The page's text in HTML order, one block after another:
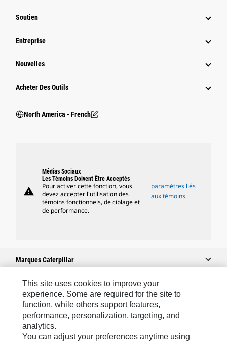
Soutien
Entreprise
Nouvelles
Acheter Des Outils
North America - French
warning
Médias Sociaux
Les Témoins Doivent Être Acceptés
Pour activer cette fonction, vous
devez accepter l'utilisation des
témoins fonctionnels, de ciblage et
de performance.
paramètres liés
aux témoins
Marques Caterpillar
Caterpillar.com
Contacter Caterpillar
Mes Préférences Marketing
This site uses cookies to improve your
experience. Some are required for the site to
function, while others support features,
performance, personalization, targeting, and
analytics.
You can adjust your preferences anytime using